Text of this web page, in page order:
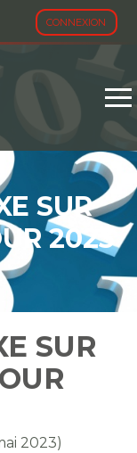
CONNEXION
SUR
2023
SUR
2023)